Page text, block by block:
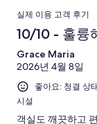
후
기
19
후
중
개
개
이
후
기
중
개
29
개
이
용
후
중
별
로
요.
29
개
이
용
이
용
후
기
실제 이용 고객 후기
10/10 - 훌륭
Grace Maria
2026년 4월 8일
좋아요: 청결 상
시설
객실도 깨끗하고